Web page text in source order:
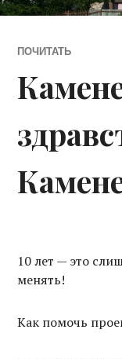
ПОЧИТАТЬ
10 лет — это
менять!
Как помочь